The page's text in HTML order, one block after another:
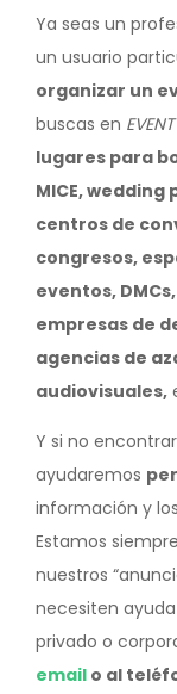
Ya seas un
un usuario
organizar un
buscas en
lugares para
MICE,
centros de
congresos,
eventos,
empresas de
agencias de
audiovisuales,
Y si no
ayudaremos
información y
Estamos
nuestros
necesiten
privado o
email o al